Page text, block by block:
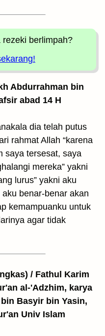
rezeki berlimpah?
Abdurrahman bin
abad 14 H
dia telah putus
rahmat Allah “karena
saya tersesat, saya
mereka” yakni
lurus” yakni aku
benar-benar akan
kemampuanku untuk
agar tidak
/ Fathul Karim
al-'Adzhim, karya
Basyir bin Yasin,
Univ Islam